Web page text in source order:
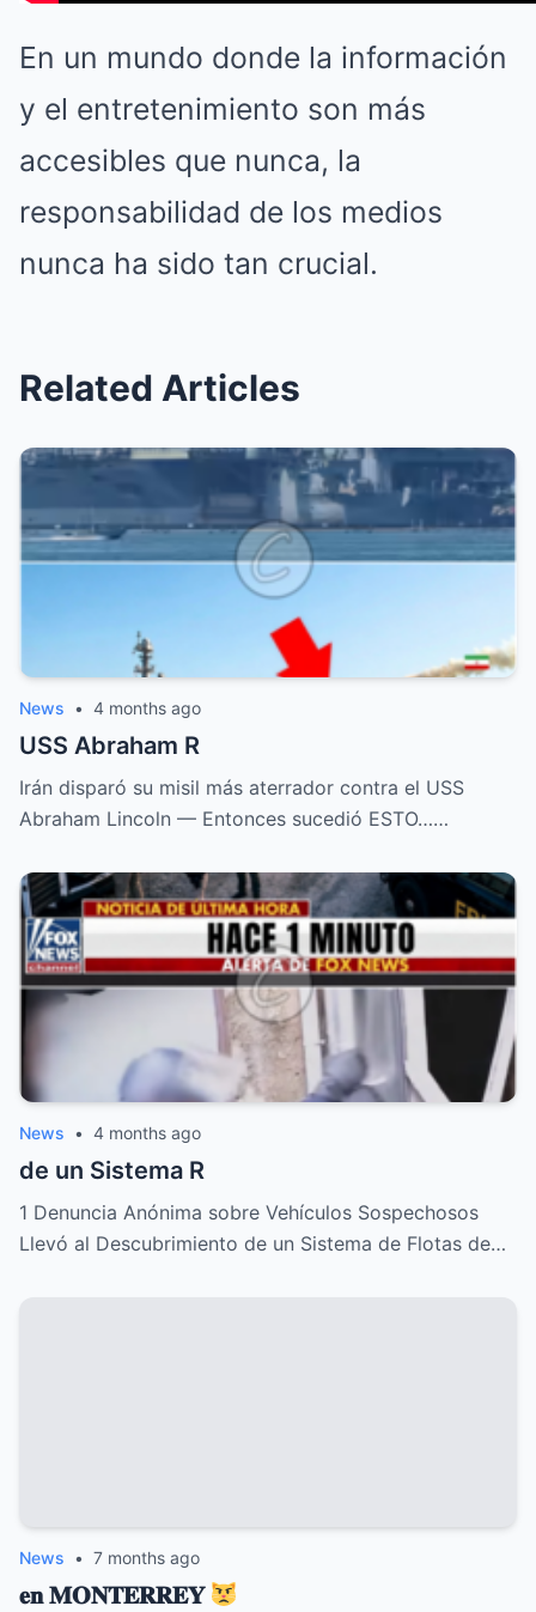
En un mundo donde la información
y el entretenimiento son más
accesibles que nunca, la
responsabilidad de los medios
nunca ha sido tan crucial.
Related Articles
News • 4 months ago
USS Abraham R
Irán disparó su misil más aterrador contra el USS
Abraham Lincoln — Entonces sucedió ESTO……
News • 4 months ago
de un Sistema R
1 Denuncia Anónima sobre Vehículos Sospechosos
Llevó al Descubrimiento de un Sistema de Flotas de…
News • 7 months ago
𝐞𝐧 𝐌𝐎𝐍𝐓𝐄𝐑𝐑𝐄𝐘